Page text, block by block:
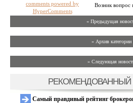
Возник вопрос
comments powered by
HyperComments
« Предыдущая
» Архив категории
» Следующая
РЕКОМЕНДОВАННЫЙ
Самый правдивый рейтинг